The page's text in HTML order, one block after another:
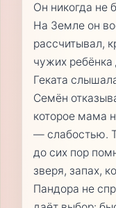
Он никогда не
На Земле он
рассчитывал,
чужих ребёнка
Геката
Семён
которое мама
— слабостью.
до сих пор
зверя, запах,
Пандора не